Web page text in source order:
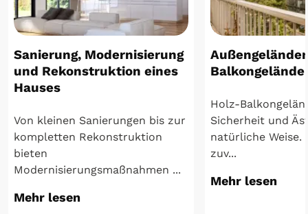
Sanierung, Modernisierung
und Rekonstruktion eines
Hauses
Von kleinen Sanierungen bis zur
kompletten Rekonstruktion
bieten
Modernisierungsmaßnahmen ...
Mehr lesen
Holz-
Sicherheit und
natürliche Weise.
zuv...
Mehr lesen